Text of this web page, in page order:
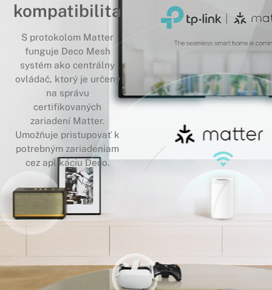
kompatibilita
S protokolom Matter
funguje Deco Mesh
systém ako centrálny
ovládač, ktorý je určený
na správu
certifikovaných
zariadení Matter.
Umožňuje pristupovať k
potrebným zariadeniam
cez aplikáciu Deco.